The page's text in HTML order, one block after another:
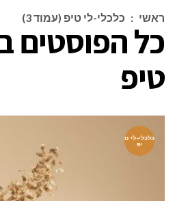
ראשי : כלכלי-לי טיפ (עמוד 3)
כל הפוסטים
טיפ
כלכלי-לי ט
יפ